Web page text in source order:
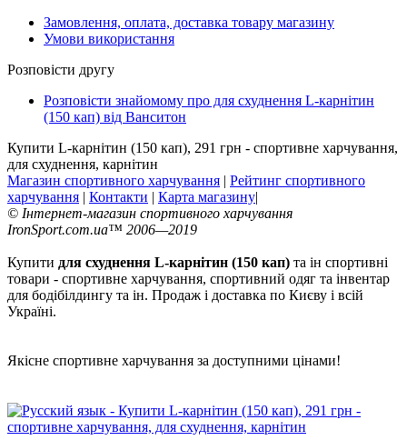
Замовлення, оплата, доставка товару магазину
Умови використання
Розповісти другу
Розповісти знайомому про для схуднення L-карнітин
(150 кап) від Ванситон
Купити L-карнітин (150 кап), 291 грн - спортивне харчування,
для схуднення, карнітин
Магазин спортивного харчування | Рейтинг спортивного
харчування | Контакти | Карта магазину|
© Інтернет-магазин спортивного харчування
IronSport.com.ua™ 2006—2019
Купити для схуднення L-карнітин (150 кап) та ін спортивні
товари - спортивне харчування, спортивний одяг та інвентар
для бодібілдингу та ін. Продаж і доставка по Києву і всій
Україні.
Якісне спортивне харчування за доступними цінами!